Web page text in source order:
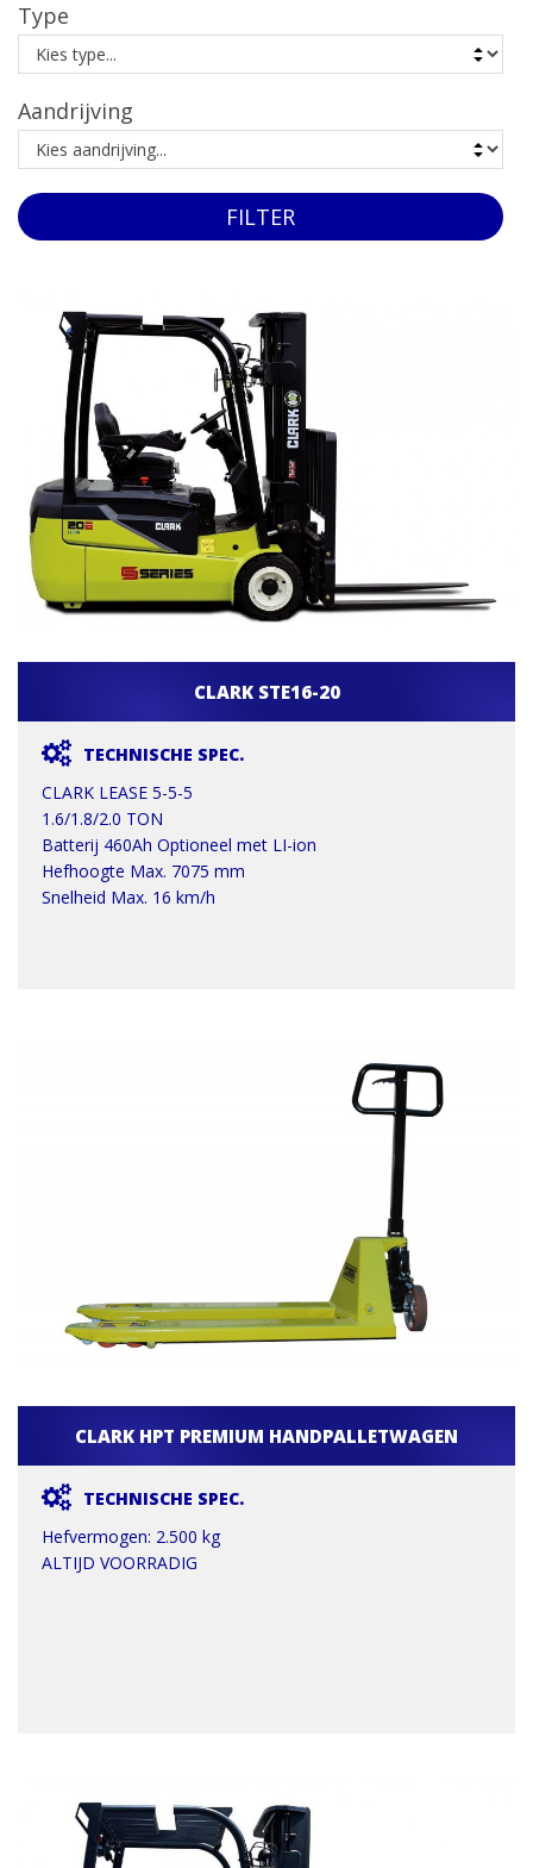
Service & onderhoud
Contact
Type
Aandrijving
FILTER
CLARK STE16-20
TECHNISCHE SPEC.
CLARK LEASE 5-5-5
1.6/1.8/2.0 TON
Batterij 460Ah Optioneel met LI-ion
Hefhoogte Max. 7075 mm
Snelheid Max. 16 km/h
CLARK HPT PREMIUM HANDPALLETWAGEN
TECHNISCHE SPEC.
Hefvermogen: 2.500 kg
ALTIJD VOORRADIG